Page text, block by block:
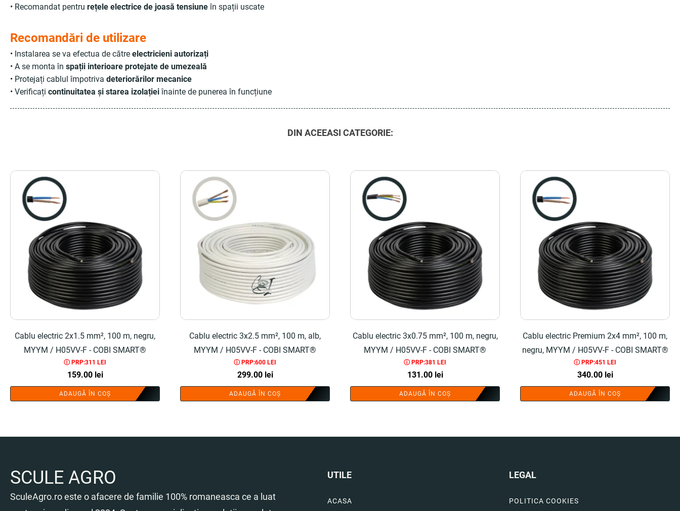
• Recomandat pentru rețele electrice de joasă tensiuneîn spații uscate
Recomandări de utilizare
• Instalarea se va efectua de către electricieni autorizați
• A se monta în spații interioare protejate de umezeală
• Protejați cablul împotriva deteriorărilor mecanice
• Verificați continuitatea și starea izolațieiînainte de punerea în funcțiune
DIN ACEEASI CATEGORIE:
Cablu electric 2x1.5 mm², 100 m, negru,
MYYM / H05VV-F - COBI SMART®
ⓘ PRP:311 LEI
159.00 lei
ADAUGĂ ÎN COȘ
Cablu electric 3x2.5 mm², 100 m, alb,
MYYM / H05VV-F - COBI SMART®
ⓘ PRP:600 LEI
299.00 lei
ADAUGĂ ÎN COȘ
Cablu electric 3x0.75 mm², 100 m, negru,
MYYM / H05VV-F - COBI SMART®
ⓘ PRP:381 LEI
131.00 lei
ADAUGĂ ÎN COȘ
Cablu electric Premium 2x4 mm², 100 m,
negru, MYYM / H05VV-F - COBI SMART®
ⓘ PRP:451 LEI
340.00 lei
ADAUGĂ ÎN COȘ
SCULE AGRO
SculeAgro.ro este o afacere de familie 100% romaneasca ce a luat
UTILE
ACASA
LEGAL
POLITICA COOKIES